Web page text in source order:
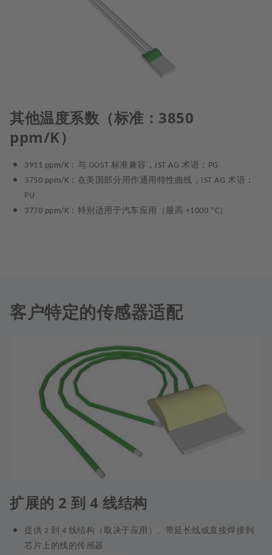
其他温度系数（标准：3850
ppm/K）
3911 ppm/K ：与 GOST 标准兼容， IST AG术语： PG
3750 ppm/K ：在美国部分用作通用特性曲线， IST AG术语：
PU
3770 ppm/K ：特别适用于汽车应用（最高 +1000 °C）
客户特定的传感器适配
扩展的 2 到 4 线结构
提供 2 到 4 线结构（取决于应用）、带延长线或直接焊接到
芯片上的线的传感器